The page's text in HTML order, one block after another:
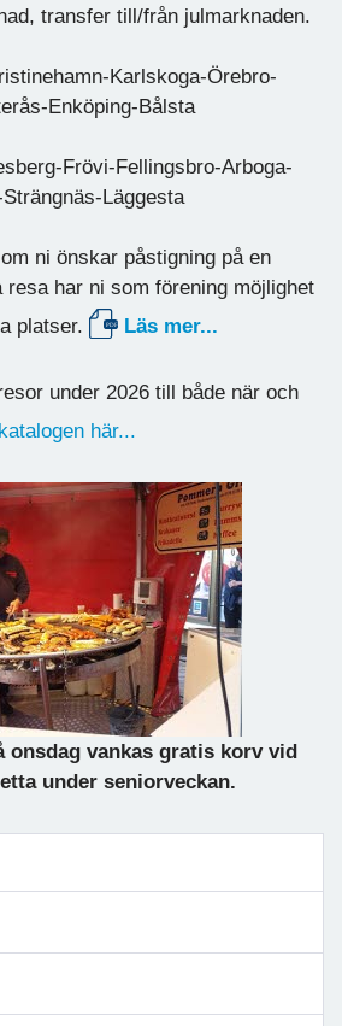
transfer till/från julmarknaden.
Karlskoga-Örebro-
Enköping-Bålsta
Frövi-Fellingsbro-Arboga-
Läggesta
ni önskar påstigning på en
resa har ni som förening möjlighet
platser.
Läs mer...
under 2026 till både när och
här...
onsdag vankas gratis korv vid
under seniorveckan.